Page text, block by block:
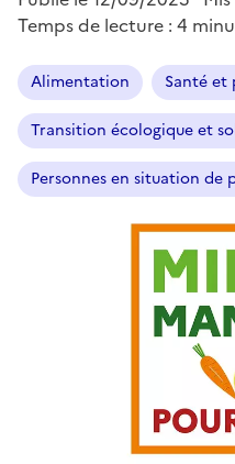
Temps de lecture : 4
Alimentation Santé et
Transition écologique et
Personnes en situation de